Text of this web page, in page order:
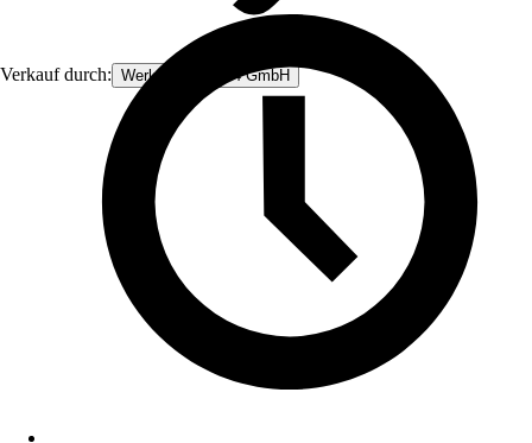
Verkauf durch: Werkzeugstore24 GmbH